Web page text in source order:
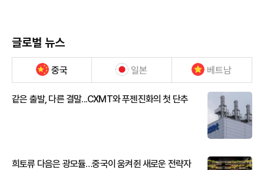
글로벌 뉴스
중국 일본 베트남
같은 출발, 다른 결말...CXMT와 푸젠진화의 첫 단추
희토류 다음은 광모듈…중국이 움켜쥔 새로운 전략자